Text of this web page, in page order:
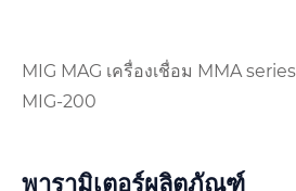
MIG MAG เครื่องเชื่อม MMA
MIG-200
พารามิเตอร์ผลิตภัณฑ์